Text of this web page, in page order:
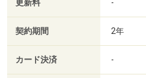
更新料 -
契約期間 2年
カード決済 -